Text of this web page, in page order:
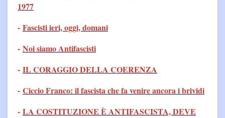
1977
- Fascisti ieri, oggi, domani
- Noi siamo Antifascisti
- IL CORAGGIO DELLA COERENZA
- Ciccio Franco: il fascista che fa venire ancora i brividi
- LA COSTITUZIONE È ANTIFASCISTA, DEVE